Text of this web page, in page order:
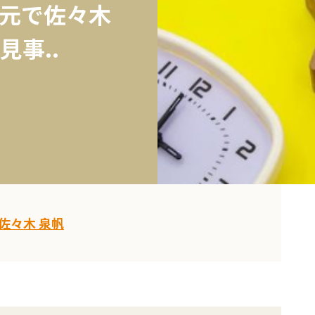
で佐々木
事..
々木 泉帆